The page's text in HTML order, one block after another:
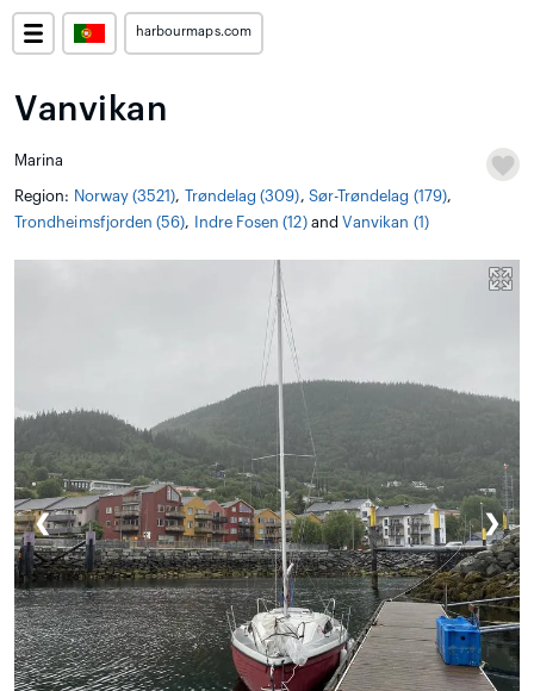
harbourmaps.com
Vanvikan
Marina
Region: Norway (3521), Trøndelag (309), Sør-Trøndelag (179),
Trondheimsfjorden (56), Indre Fosen (12)and Vanvikan (1)
❮ ❯